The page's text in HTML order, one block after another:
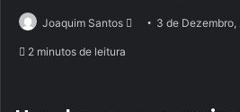
Joaquim Santos
Send 3 de Dezembro,
2 minutos de leitura